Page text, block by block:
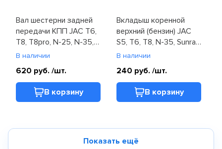
Вал шестерни задней
передачи КПП JAC T6,
T8, T8pro, N-25, N-35,
Sunray, Sollers Atlant,
В наличии
620 руб. /шт.
В корзину
Вкладыш коренной
верхний (бензин) JAC
S5, T6, T8, N-35, Sunray,
Sollers Atlant, Argo
В наличии
240 руб. /шт.
В корзину
Показать ещё